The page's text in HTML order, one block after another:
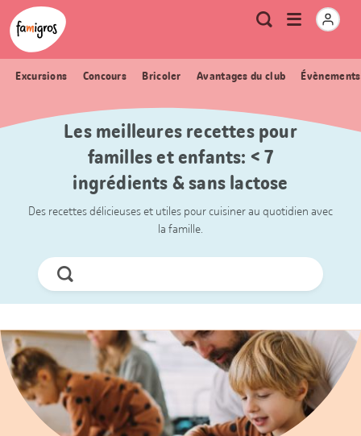
Signets
de
navigation
Header
Logo Métanavigation
RechercheOuvrir
Excursions Concours Bricoler Avantages du club
Les meilleures recettes pour
familles et enfants: < 7
ingrédients & sans lactose
Des recettes délicieuses et utiles pour cuisiner au quotidien avec
la famille.
Chercher